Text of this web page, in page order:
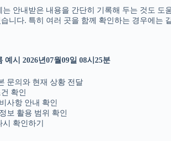
안내받은 내용을 간단히 기록해 두는 것도 도
니다. 특히 여러 곳을 함께 확인하는 경우에는
시 2026년07월09일 08시25분
문의와 현재 상황 전달
확인
사항 안내 확인
보 활용 범위 확인
확인하기